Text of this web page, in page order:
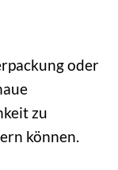
oder
zu
können.